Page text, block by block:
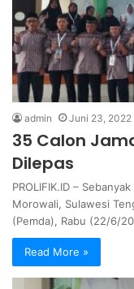
admin Juni 23, 2022
35 Calon
Dilepas
PROLIFIK.ID –
Morowali, Sulawesi
(Pemda), Rabu (22/6/
Read More »